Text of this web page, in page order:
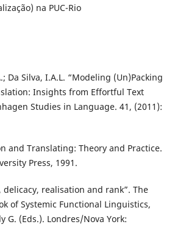
na PUC-Rio
Da Silva, I.A.L. “Modeling (Un)Packing
Insights from Effortful Text
Studies in Language. 41, (2011):
and Translating: Theory and Practice.
Press, 1991.
delicacy, realisation and rank”. The
of Systemic Functional Linguistics,
G. (Eds.). Londres/Nova York: